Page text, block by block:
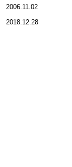
2006.11.02
2018.12.28